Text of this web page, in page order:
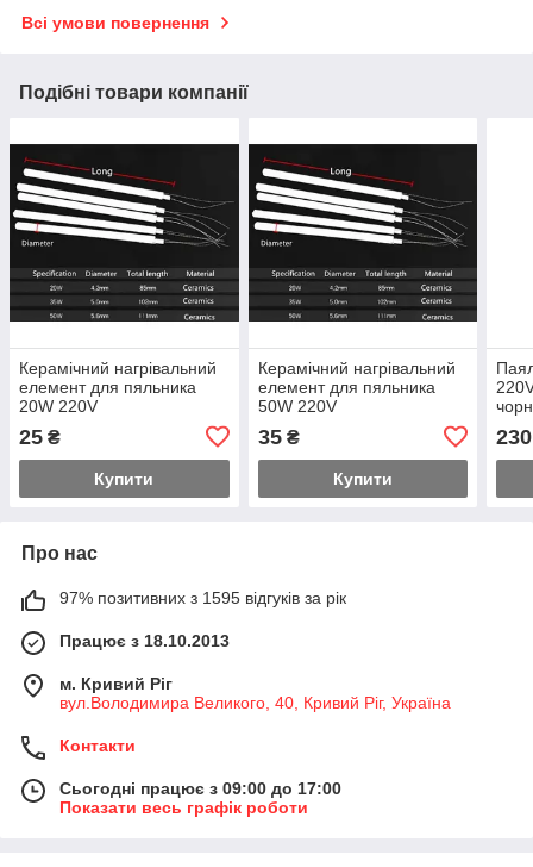
Всі умови повернення
Подібні товари компанії
Керамічний нагрівальний
елемент для пяльника
20W 220V
25 ₴
Купити
Керамічний нагрівальний
елемент для пяльника
50W 220V
35₴
Купити
230
Про нас
97% позитивних з 1595 відгуків за рік
Працює з 18.10.2013
м. Кривий Ріг
вул.Володимира Великого, 40, Кривий Ріг, Україна
Контакти
Сьогодні працює з 09:00 до 17:00
Показати весь графік роботи